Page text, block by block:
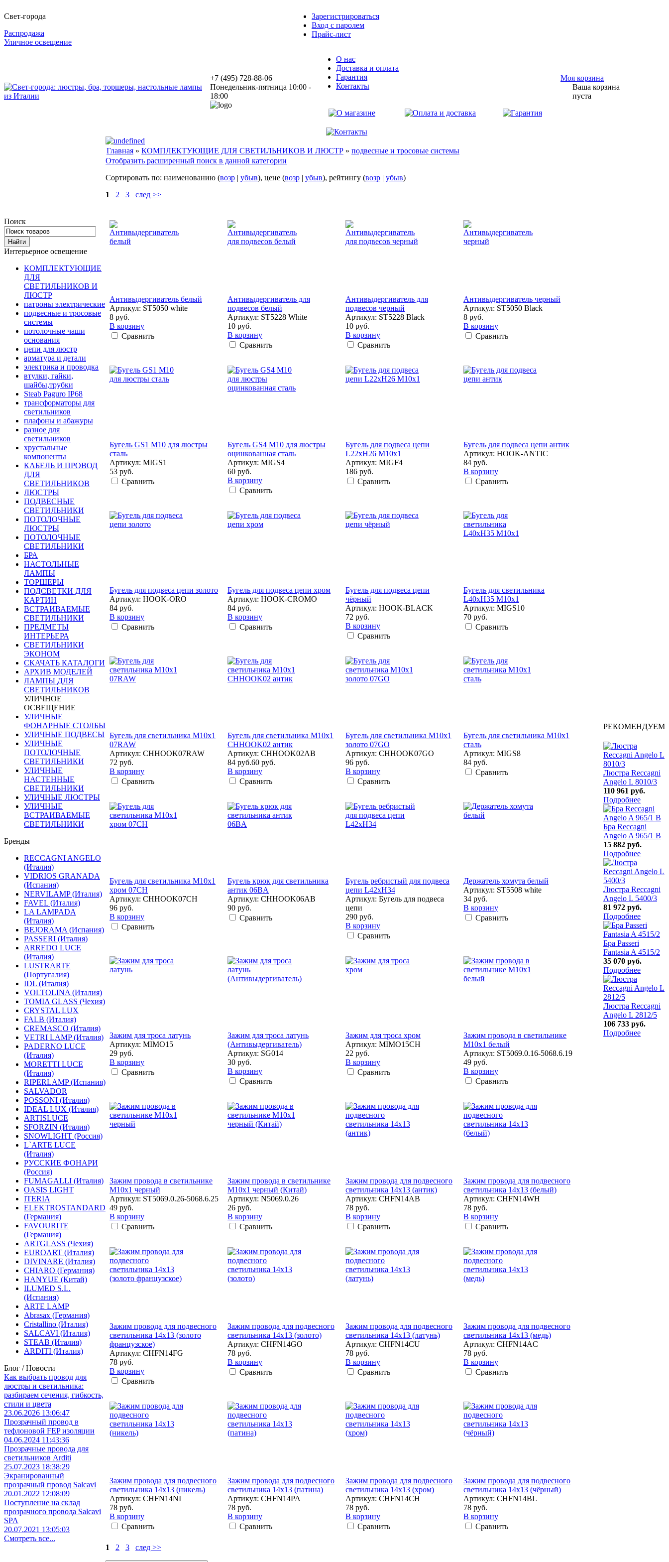
Свет-города
Распродажа
Уличное освещение
Зарегистрироваться
Вход с паролем
Прайс-лист
+7 (495) 728-88-06
Понедельник-пятница 10:00 -
18:00
О нас
Доставка и оплата
Гарантия
Контакты
Моя корзина
Ваша корзина
пуста
Поиск
Интерьерное освещение
КОМПЛЕКТУЮЩИЕ
ДЛЯ
СВЕТИЛЬНИКОВ И
ЛЮСТР
патроны электрические
подвесные и тросовые
системы
потолочные чаши
основания
цепи для люстр
арматура и детали
электрика и проводка
втулки, гайки,
шайбы,трубки
Steab Paguro IP68
трансформаторы для
светильников
плафоны и абажуры
разное для
светильников
хрустальные
компоненты
КАБЕЛЬ И ПРОВОД
ДЛЯ
СВЕТИЛЬНИКОВ
ЛЮСТРЫ
ПОДВЕСНЫЕ
СВЕТИЛЬНИКИ
ПОТОЛОЧНЫЕ
ЛЮСТРЫ
ПОТОЛОЧНЫЕ
СВЕТИЛЬНИКИ
БРА
НАСТОЛЬНЫЕ
ЛАМПЫ
ТОРШЕРЫ
ПОДСВЕТКИ ДЛЯ
КАРТИН
ВСТРАИВАЕМЫЕ
СВЕТИЛЬНИКИ
ПРЕДМЕТЫ
ИНТЕРЬЕРА
СВЕТИЛЬНИКИ
ЭКОНОМ
СКАЧАТЬ КАТАЛОГИ
АРХИВ МОДЕЛЕЙ
ЛАМПЫ ДЛЯ
СВЕТИЛЬНИКОВ
УЛИЧНОЕ
ОСВЕЩЕНИЕ
УЛИЧНЫЕ
ФОНАРНЫЕ СТОЛБЫ
УЛИЧНЫЕ ПОДВЕСЫ
УЛИЧНЫЕ
ПОТОЛОЧНЫЕ
СВЕТИЛЬНИКИ
УЛИЧНЫЕ
НАСТЕННЫЕ
СВЕТИЛЬНИКИ
УЛИЧНЫЕ ЛЮСТРЫ
УЛИЧНЫЕ
ВСТРАИВАЕМЫЕ
СВЕТИЛЬНИКИ
Бренды
RECCAGNI ANGELO
(Италия)
VIDRIOS GRANADA
(Испания)
NERVILAMP (Италия)
FAVEL (Италия)
LA LAMPADA
(Италия)
BEJORAMA (Испания)
PASSERI (Италия)
ARREDO LUCE
(Италия)
LUSTRARTE
(Португалия)
IDL (Италия)
VOLTOLINA (Италия)
TOMIA GLASS (Чехия)
CRYSTAL LUX
FALB (Италия)
CREMASCO (Италия)
VETRI LAMP (Италия)
PADERNO LUCE
(Италия)
MORETTI LUCE
(Италия)
RIPERLAMP (Испания)
SALVADOR
POSSONI (Италия)
IDEAL LUX (Италия)
ARTISLUCE
SFORZIN (Италия)
SNOWLIGHT (Россия)
L`ARTE LUCE
(Италия)
РУССКИЕ ФОНАРИ
(Россия)
FUMAGALLI (Италия)
OASIS LIGHT
ITERIA
ELEKTROSTANDARD
(Германия)
FAVOURITE
(Германия)
ARTGLASS (Чехия)
EUROART (Италия)
DIVINARE (Италия)
CHIARO (Германия)
HANYUE (Китай)
ILUMED S.L.
(Испания)
ARTE LAMP
Abrasax (Германия)
Cristallino (Италия)
SALCAVI (Италия)
STEAB (Италия)
ARDITI (Италия)
Блог / Новости
Как выбрать провод для
люстры и светильника:
разбираем сечения, гибкость,
стили и цвета
23.06.2026 13:06:47
Прозрачный провод в
тефлоновой FEP изоляции
04.06.2024 11:43:36
Прозрачные провода для
светильников Arditi
25.07.2023 18:38:29
Экранированный
прозрачный провод Salcavi
20.01.2022 12:08:09
Поступление на склад
прозрачного провода Salcavi
SPA
20.07.2021 13:05:03
Смотреть все...
Главная » КОМПЛЕКТУЮЩИЕ ДЛЯ СВЕТИЛЬНИКОВ И ЛЮСТР » подвесные и тросовые системы
Отобразить расширенный поиск в данной категории
Сортировать по: наименованию (возр | убыв), цене (возр | убыв), рейтингу (возр | убыв)
1
2 3 след >>
Антивыдергиватель белый
Артикул: ST5050 white
8 руб.
В корзину
Сравнить
Антивыдергиватель для
подвесов белый
Артикул: ST5228 White
10 руб.
В корзину
Сравнить
Антивыдергиватель для
подвесов черный
Артикул: ST5228 Black
10 руб.
В корзину
Сравнить
Антивыдергиватель черный
Артикул: ST5050 Black
8 руб.
В корзину
Сравнить
Бугель GS1 M10 для люстры
сталь
Артикул: MIGS1
53 руб.
Сравнить
Бугель GS4 M10 для люстры
оцинкованная сталь
Артикул: MIGS4
60 руб.
В корзину
Сравнить
Бугель для подвеса цепи
L22xH26 M10x1
Артикул: MIGF4
186 руб.
Сравнить
Бугель для подвеса цепи антик
Артикул: HOOK-ANTIC
84 руб.
В корзину
Сравнить
Бугель для подвеса цепи золото
Артикул: HOOK-ORO
84 руб.
В корзину
Сравнить
Бугель для подвеса цепи хром
Артикул: HOOK-CROMO
84 руб.
В корзину
Сравнить
Бугель для подвеса цепи
чёрный
Артикул: HOOK-BLACK
72 руб.
В корзину
Сравнить
Бугель для светильника
L40xH35 M10x1
Артикул: MIGS10
70 руб.
Сравнить
Бугель для светильника M10x1
07RAW
Артикул: CHHOOK07RAW
72 руб.
В корзину
Сравнить
Бугель для светильника M10x1
CHHOOK02 антик
Артикул: CHHOOK02AB
84 руб.60 руб.
В корзину
Сравнить
Бугель для светильника M10x1
золото 07GO
Артикул: CHHOOK07GO
96 руб.
В корзину
Сравнить
Бугель для светильника M10x1
сталь
Артикул: MIGS8
84 руб.
Сравнить
Бугель для светильника M10x1
хром 07CH
Артикул: CHHOOK07CH
96 руб.
В корзину
Сравнить
Бугель крюк для светильника
антик 06BA
Артикул: CHHOOK06AB
90 руб.
Сравнить
Бугель ребристый для подвеса
цепи L42xH34
Артикул: Бугель для подвеса
цепи
290 руб.
В корзину
Сравнить
Держатель хомута белый
Артикул: ST5508 white
34 руб.
В корзину
Сравнить
Зажим для троса латунь
Артикул: MIMO15
29 руб.
В корзину
Сравнить
Зажим для троса латунь
(Антивыдергиватель)
Артикул: SG014
30 руб.
В корзину
Сравнить
Зажим для троса хром
Артикул: MIMO15CH
22 руб.
В корзину
Сравнить
Зажим провода в светильнике
M10x1 белый
Артикул: ST5069.0.16-5068.6.19
49 руб.
В корзину
Сравнить
Зажим провода в светильнике
M10x1 черный
Артикул: ST5069.0.26-5068.6.25
49 руб.
В корзину
Сравнить
Зажим провода в светильнике
M10x1 черный (Китай)
Артикул: N5069.0.26
26 руб.
В корзину
Сравнить
Зажим провода для подвесного
светильника 14x13 (антик)
Артикул: CHFN14AB
78 руб.
В корзину
Сравнить
Зажим провода для подвесного
светильника 14x13 (белый)
Артикул: CHFN14WH
78 руб.
В корзину
Сравнить
Зажим провода для подвесного
светильника 14x13 (золото
французское)
Артикул: CHFN14FG
78 руб.
В корзину
Сравнить
Зажим провода для подвесного
светильника 14x13 (золото)
Артикул: CHFN14GO
78 руб.
В корзину
Сравнить
Зажим провода для подвесного
светильника 14x13 (латунь)
Артикул: CHFN14CU
78 руб.
В корзину
Сравнить
Зажим провода для подвесного
светильника 14x13 (медь)
Артикул: CHFN14AC
78 руб.
В корзину
Сравнить
Зажим провода для подвесного
светильника 14x13 (никель)
Артикул: CHFN14NI
78 руб.
В корзину
Сравнить
Зажим провода для подвесного
светильника 14x13 (патина)
Артикул: CHFN14PA
78 руб.
В корзину
Сравнить
Зажим провода для подвесного
светильника 14x13 (хром)
Артикул: CHFN14CH
78 руб.
В корзину
Сравнить
Зажим провода для подвесного
светильника 14x13 (чёрный)
Артикул: CHFN14BL
78 руб.
В корзину
Сравнить
1 2 3 след >>
РЕКОМЕНДУЕМ
Люстра Reccagni
Angelo L 8010/3
110 961 руб.
Подробнее
Бра Reccagni
Angelo A 965/1 B
15 882 руб.
Подробнее
Люстра Reccagni
Angelo L 5400/3
81 972 руб.
Подробнее
Бра Passeri
Fantasia A 4515/2
35 070 руб.
Подробнее
Люстра Reccagni
Angelo L 2812/5
106 733 руб.
Подробнее